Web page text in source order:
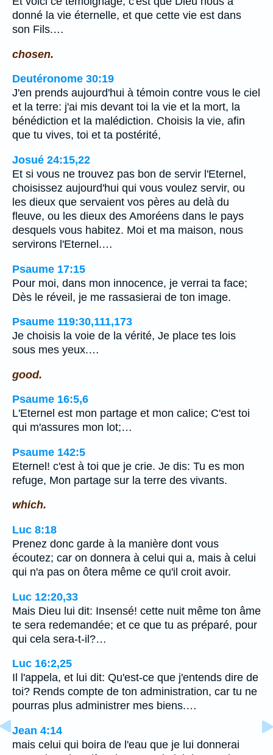
donné la vie éternelle, et que cette vie est dans
son Fils.…
chosen.
Deutéronome 30:19
J'en prends aujourd'hui à témoin contre vous le ciel
et la terre: j'ai mis devant toi la vie et la mort, la
bénédiction et la malédiction. Choisis la vie, afin
que tu vives, toi et ta postérité,
Josué 24:15,22
Et si vous ne trouvez pas bon de servir l'Eternel,
choisissez aujourd'hui qui vous voulez servir, ou
les dieux que servaient vos pères au delà du
fleuve, ou les dieux des Amoréens dans le pays
desquels vous habitez. Moi et ma maison, nous
servirons l'Eternel.…
Psaume 17:15
Pour moi, dans mon innocence, je verrai ta face;
Dès le réveil, je me rassasierai de ton image.
Psaume 119:30,111,173
Je choisis la voie de la vérité, Je place tes lois
sous mes yeux.…
good.
Psaume 16:5,6
L'Eternel est mon partage et mon calice; C'est toi
qui m'assures mon lot;…
Psaume 142:5
Eternel! c'est à toi que je crie. Je dis: Tu es mon
refuge, Mon partage sur la terre des vivants.
which.
Luc 8:18
Prenez donc garde à la manière dont vous
écoutez; car on donnera à celui qui a, mais à celui
qui n'a pas on ôtera même ce qu'il croit avoir.
Luc 12:20,33
Mais Dieu lui dit: Insensé! cette nuit même ton âme
te sera redemandée; et ce que tu as préparé, pour
qui cela sera-t-il?…
Luc 16:2,25
Il l'appela, et lui dit: Qu'est-ce que j'entends dire de
toi? Rends compte de ton administration, car tu ne
pourras plus administrer mes biens.…
Jean 4:14
mais celui qui boira de l'eau que je lui donnerai